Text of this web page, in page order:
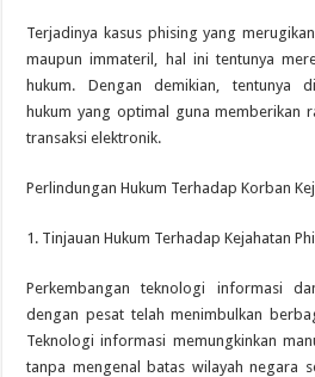
Terjadinya kasus phising yang
maupun immateril, hal ini tentunya
hukum. Dengan demikian, tentunya
hukum yang optimal guna memberikan
transaksi elektronik.
Perlindungan Hukum Terhadap Korban
1. Tinjauan Hukum Terhadap Kejahatan
Perkembangan teknologi informasi
dengan pesat telah menimbulkan
Teknologi informasi memungkinkan
tanpa mengenal batas wilayah negara